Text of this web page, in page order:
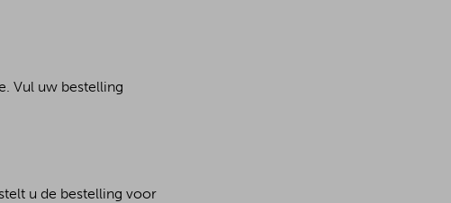
Vul uw bestelling
u de bestelling voor